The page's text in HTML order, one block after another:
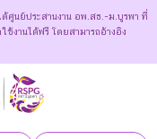
ศูนย์ประสานงาน อพ.สธ.-ม.บูรพา ที่
งานได้ฟรี โดยสามารถอ้างอิง